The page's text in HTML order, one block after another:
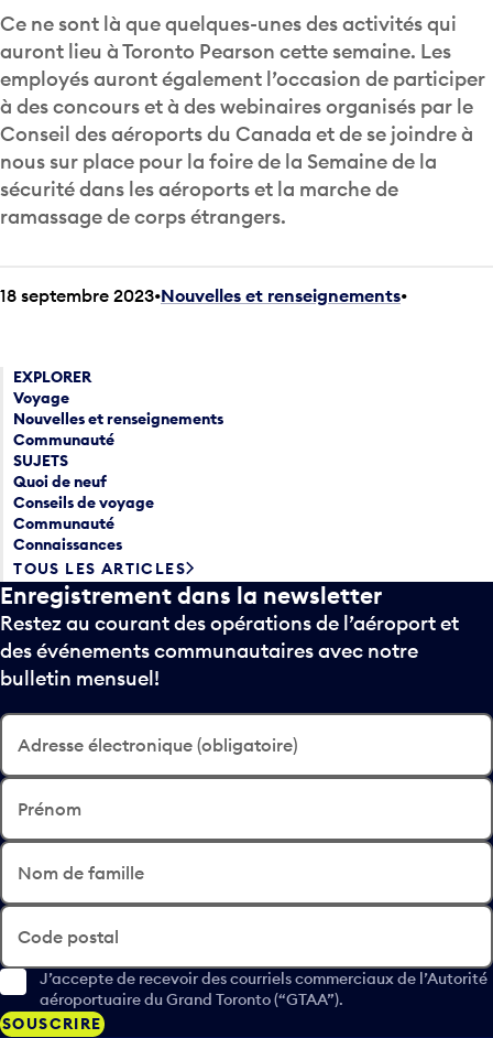
Ce ne sont là que quelques-unes des activités qui
auront lieu à Toronto Pearson cette semaine. Les
employés auront également l’occasion de participer
à des concours et à des webinaires organisés par le
Conseil des aéroports du Canada et de se joindre à
nous sur place pour la foire de la Semaine de la
sécurité dans les aéroports et la marche de
ramassage de corps étrangers.
18 septembre 2023 Nouvelles et renseignements•
EXPLORER
Voyage
Nouvelles et renseignements
Communauté
SUJETS
Quoi de neuf
Conseils de voyage
Communauté
Connaissances
TOUS LES ARTICLES
Enregistrement dans la newsletter
Restez au courant des opérations de l’aéroport et
des événements communautaires avec notre
bulletin mensuel!
Adresse électronique (obligatoire)
Prénom
Nom de famille
Code postal
J’accepte de recevoir des courriels commerciaux de l’Autorité
aéroportuaire du Grand Toronto (“GTAA”).
SOUSCRIRE